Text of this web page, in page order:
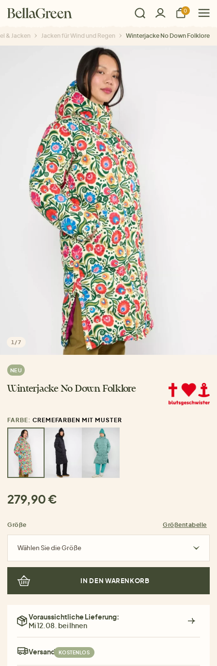
0
& Jacken Jacken für Wind und Regen Winterjacke No Down Folklore
1 /7
NEU
Winterjacke No Down Folklore
FARBE: CREMEFARBEN MIT MUSTER
279,90 €
Größe Größentabelle
Wählen Sie die Größe
IN DEN WARENKORB
Voraussichtliche Lieferung:
Mi 12.08. bei Ihnen
Versand: KOSTENLOS